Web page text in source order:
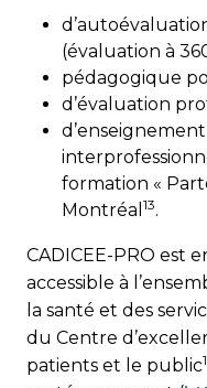
(évaluation à
pédagogique
d’évaluation
formation «
Montréal 13.
CADICEE-PRO est
accessible à
la santé et des
du Centre
patients et le public